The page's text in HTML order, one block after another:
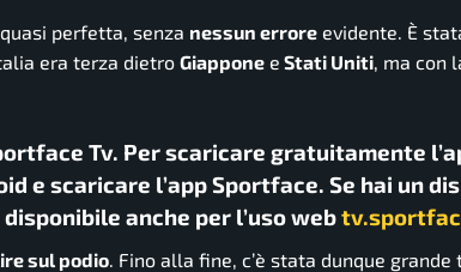
perfetta, senza nessun errore evidente. È
era terza dietro Giappone e Stati Uniti, ma con
Tv. Per scaricare gratuitamente
e scaricare l’app Sportface. Se hai un
disponibile anche per l’uso web
sul podio . Fino alla fine, c’è stata dunque grande